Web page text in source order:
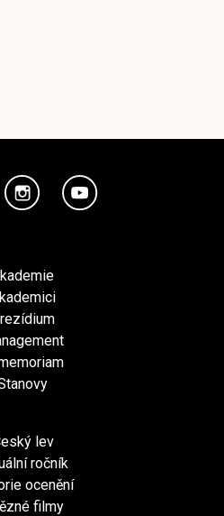
lev
ročník
ocenění
filmy